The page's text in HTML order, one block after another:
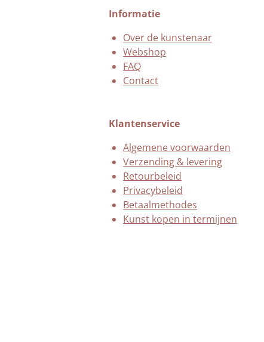
Informatie
Over de kunstenaar
Webshop
FAQ
Contact
Klantenservice
Algemene voorwaarden
Verzending & levering
Retourbeleid
Privacybeleid
Betaalmethodes
Kunst kopen in termijnen